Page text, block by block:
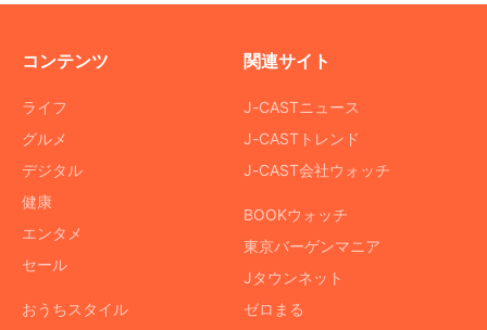
コンテンツ
ライフ
グルメ
デジタル
健康
エンタメ
セール
おうちスタイル
関連サイト
J-CASTニュース
J-CASTトレンド
J-CAST会社ウォッチ
BOOKウォッチ
東京バーゲンマニア
Jタウンネット
ゼロまる